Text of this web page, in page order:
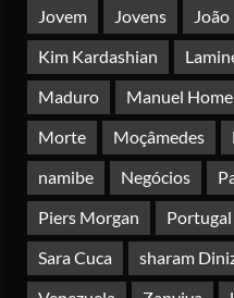
Jovem
Jovens
Kim Kardashian
Maduro
Manuel
Morte
Moçâmedes
namibe
Negócios
Piers Morgan
Portugal
Sara Cuca
sharam